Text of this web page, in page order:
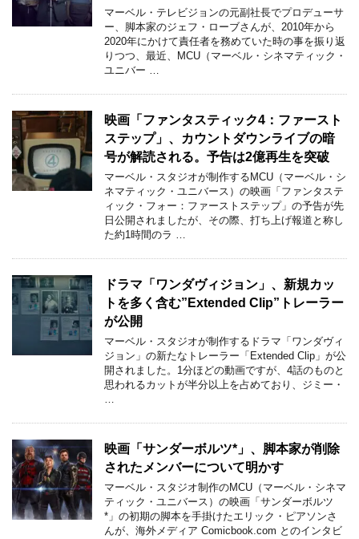
マーベル・テレビジョンの元副社長でプロデューサ
ー、脚本家のジェフ・ローブさんが、2010年から
2020年にかけて責任者を務めていた時の事を振り返
りつつ、最近、MCU（マーベル・シネマティック・
ユニバー …
映画「ファンタスティック4：ファースト
ステップ」、カウントダウンライブの暗
号が解読される。予告は2億再生を突破
マーベル・スタジオが制作するMCU（マーベル・シ
ネマティック・ユニバース）の映画「ファンタステ
ィック・フォー：ファーストステップ」の予告が先
日公開されましたが、その際、打ち上げ報道と称し
た約1時間のラ …
ドラマ「ワンダヴィジョン」、新規カッ
トを多く含む”Extended Clip”トレーラー
が公開
マーベル・スタジオが制作するドラマ「ワンダヴィ
ジョン」の新たなトレーラー「Extended Clip」が公
開されました。1分ほどの動画ですが、4話のものと
思われるカットが半分以上を占めており、ジミー・
映画「サンダーボルツ*」、脚本家が削除
されたメンバーについて明かす
マーベル・スタジオ制作のMCU（マーベル・シネマ
ティック・ユニバース）の映画「サンダーボルツ
*」の初期の脚本を手掛けたエリック・ピアソンさ
んが、海外メディア Comicbook.com とのインタビ